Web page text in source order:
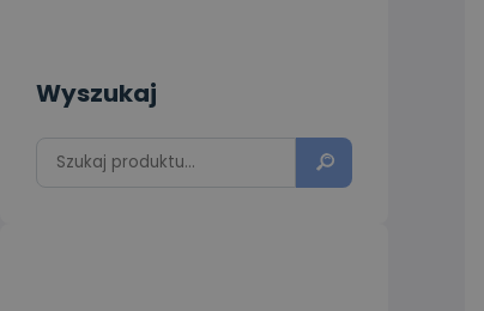
Wyszukaj